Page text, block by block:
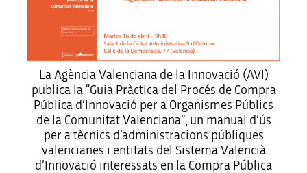
La Agència Valenciana de la Innovació (AVI)
publica la “Guia Pràctica del Procés de Compra
Pública d’Innovació per a Organismes Públics
de la Comunitat Valenciana”, un manual d’ús
per a tècnics d’administracions públiques
valencianes i entitats del Sistema Valencià
d’Innovació interessats en la Compra Pública